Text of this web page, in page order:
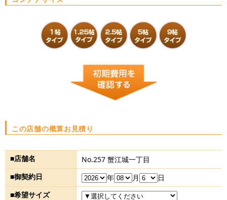
この店舗の概算お見積り
■店舗名
No.257 蟹江城一丁目
■御契約日
年 月
日
■希望サイズ